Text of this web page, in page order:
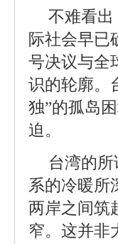
不难看出
际社会早已
号决议与全
识的轮廓。
独”的孤岛
迫。
台湾的
系的冷暖所
两岸之间筑
窄。这并非